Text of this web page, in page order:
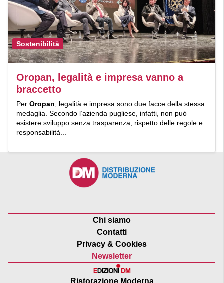
Sostenibilità
Oropan, legalità e impresa vanno a
braccetto
Per Oropan , legalità e impresa sono due facce della stessa
medaglia. Secondo l’azienda pugliese, infatti, non può
esistere sviluppo senza trasparenza, rispetto delle regole e
responsabilità...
Chi siamo
Contatti
Privacy & Cookies
Newsletter
Ristorazione Moderna